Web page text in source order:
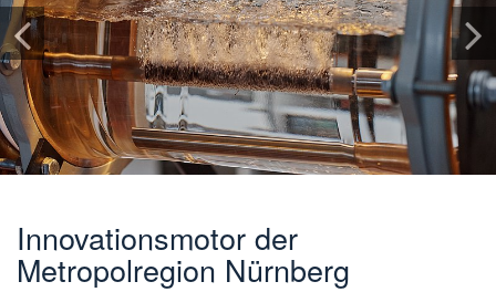
Transfer von angewandter
Forschung in die Praxis